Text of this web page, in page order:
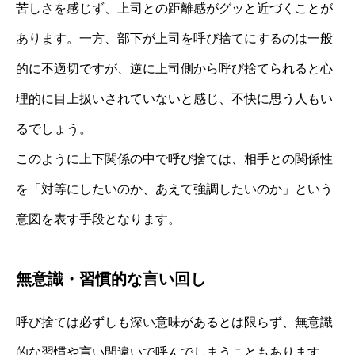
苦しさを感じず、上司との距離感がグッと近づくことが
あります。一方、部下が上司を呼び捨てにするのは一般
的に不適切ですが、逆に上司側から呼び捨てられると心
理的に目上扱いされていないと感じ、不快に思う人もい
るでしょう。
このように上下関係の中で呼び捨ては、相手との関係性
を「対等にしたいのか、あえて強調したいのか」という
意図を表す手段となります。
無意識・習慣的な言い回し
呼び捨ては必ずしも深い意味があるとは限らず、無意識
的な習慣や言い間違いで呼んでしまうこともあります。